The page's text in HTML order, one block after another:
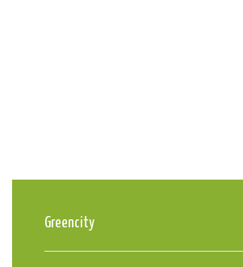
Greencity